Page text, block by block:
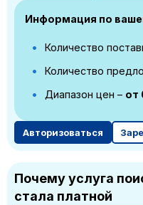
Информация по
Количество
Количество
Диапазон цен – от
Авторизоваться
Почему услуга
стала платной